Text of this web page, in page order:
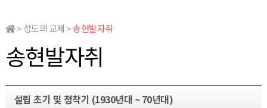
> 성도의 교제 >송현발자취
송현발자취
설립 초기 및 정착기 (1930년대 ~ 70년대)